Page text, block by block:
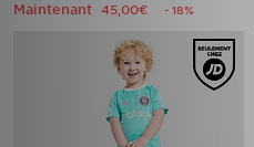
Maintenant 45,00€ - 18%